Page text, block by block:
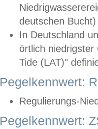
deutschen
In Deutschland
örtlich
Tide (LAT)"
Pegelkennwert:
Regulierungs-
Pegelkennwert: